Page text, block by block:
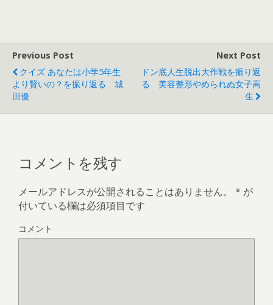
で
開
き
ま
す
Previous Post
クイズ あなたは小学5年生
より賢いの？を振り返る 城
田優
Next Post
ドン底人生脱出大作戦を振り返
る 美容整形やめられぬ女子高
生
コメントを残す
メールアドレスが公開されることはありません。 * が
付いている欄は必須項目です
コメント